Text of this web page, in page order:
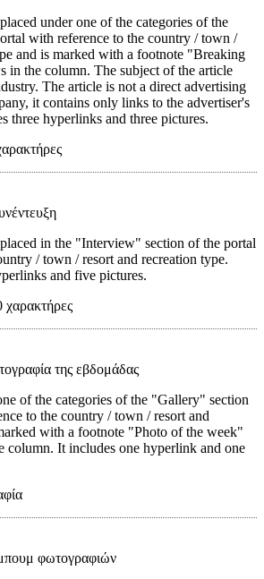
under one of the categories of the
with reference to the country / town /
and is marked with a footnote "Breaking
in the column. The subject of the article
The article is not a direct advertising
it contains only links to the advertiser's
three hyperlinks and three pictures.
in the "Interview" section of the portal
/ town / resort and recreation type.
and five pictures.
χαρακτήρες
της εβδομάδας
of the categories of the "Gallery" section
to the country / town / resort and
with a footnote "Photo of the week"
column. It includes one hyperlink and one
φωτογραφιών